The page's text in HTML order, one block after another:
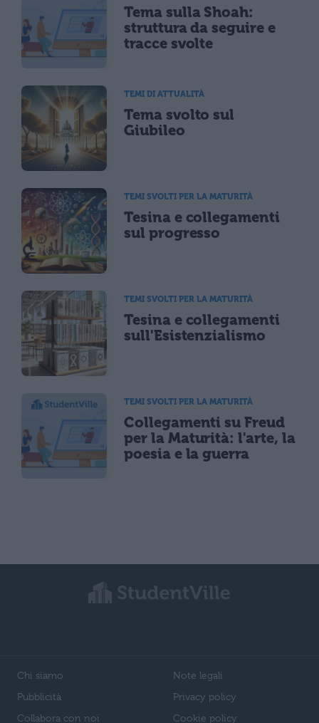
Tema sulla Shoah:
struttura da seguire e
tracce svolte
TEMI DI ATTUALITÀ
Tema svolto sul
Giubileo
TEMI SVOLTI PER LA MATURITÀ
Tesina e collegamenti
sul progresso
TEMI SVOLTI PER LA MATURITÀ
Tesina e collegamenti
sull'Esistenzialismo
TEMI SVOLTI PER LA MATURITÀ
Collegamenti su Freud
per la Maturità: l'arte, la
poesia e la guerra
Chi siamo
Pubblicità
Collabora con noi
Note legali
Privacy policy
Cookie policy